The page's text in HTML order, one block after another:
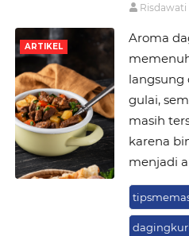
ARTIKEL
Risdawati
Aroma
langsung
gulai,
masih
karena
menjadi